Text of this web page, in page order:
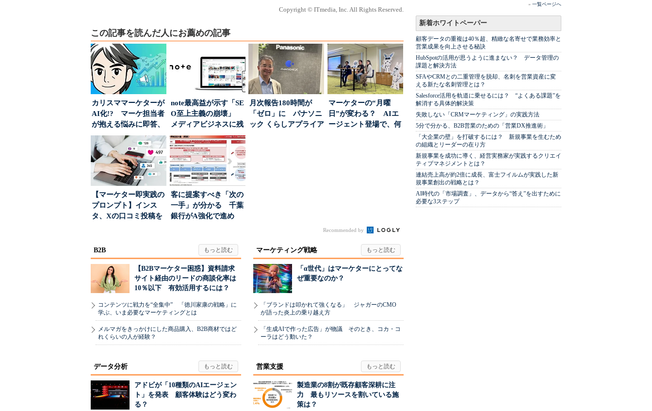
Copyright © ITmedia, Inc. All Rights Reserved.
この記事を読んだ人にお薦めの記事
カリスママーケターが
AI化!? マーケ担当者
が抱える悩みに即答、
実力は？
note最高益が示す「SE
O至上主義の崩壊」
メディアビジネスに残
された“勝ち筋...
月次報告180時間が
「ゼロ」に パナソニ
ック くらしアプライア
マーケターの“月曜
日”が変わる？ AIエ
ージェント登場で、何
【マーケター即実践の
プロンプト】インス
タ、Xの口コミ投稿を
客に提案すべき「次の
一手」が分かる 千葉
銀行がA強化で進め
Recommended by
B2B
【B2Bマーケター困惑】資料請求
サイト経由のリードの商談化率は
10％以下 有効活用するには？
コンテンツに戦力を“全集中” 「徳川家康の戦略」に
学ぶ、いま必要なマーケティングとは
メルマガをきっかけにした商品購入、B2B商材ではど
れくらいの人が経験？
マーケティング戦略
「α世代」はマーケターにとってな
ぜ重要なのか？
「ブランドは叩かれて強くなる」 ジャガーのCMO
が語った炎上の乗り越え方
「生成AIで作った広告」が物議 そのとき、コカ・コ
ーラはどう動いた？
データ分析
アドビが「10種類のAIエージェン
ト」を発表 顧客体験はどう変わ
る？
営業支援
製造業の8割が既存顧客深耕に注
力 最もリソースを割いている施
策は？
» 一覧ページへ
新着ホワイトペーパー
顧客データの重複は40％超、精緻な名寄せで業務効率と
営業成果を向上させる秘訣
HubSpotの活用が思うように進まない？ データ管理の
課題と解決方法
SFAやCRMとの二重管理を脱却、名刺を営業資産に変
える新たな名刺管理とは？
Salesforce活用を軌道に乗せるには？ “よくある課題”を
解消する具体的解決策
失敗しない「CRMマーケティング」の実践方法
5分で分かる、B2B営業のための「営業DX推進術」
「大企業の壁」を打破するには？ 新規事業を生むため
の組織とリーダーの在り方
新規事業を成功に導く、経営実務家が実践するクリエイ
ティブマネジメントとは？
連結売上高が約2倍に成長、富士フイルムが実践した新
規事業創出の戦略とは？
AI時代の「市場調査」、データから“答え”を出すために
必要な3ステップ